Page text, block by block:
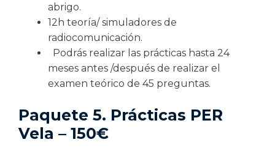
abrigo.
12h teoría/ simuladores de
radiocomunicación.
Podrás realizar las prácticas hasta 24
meses antes /después de realizar el
examen teórico de 45 preguntas.
Paquete 5. Prácticas PER
Vela – 150€